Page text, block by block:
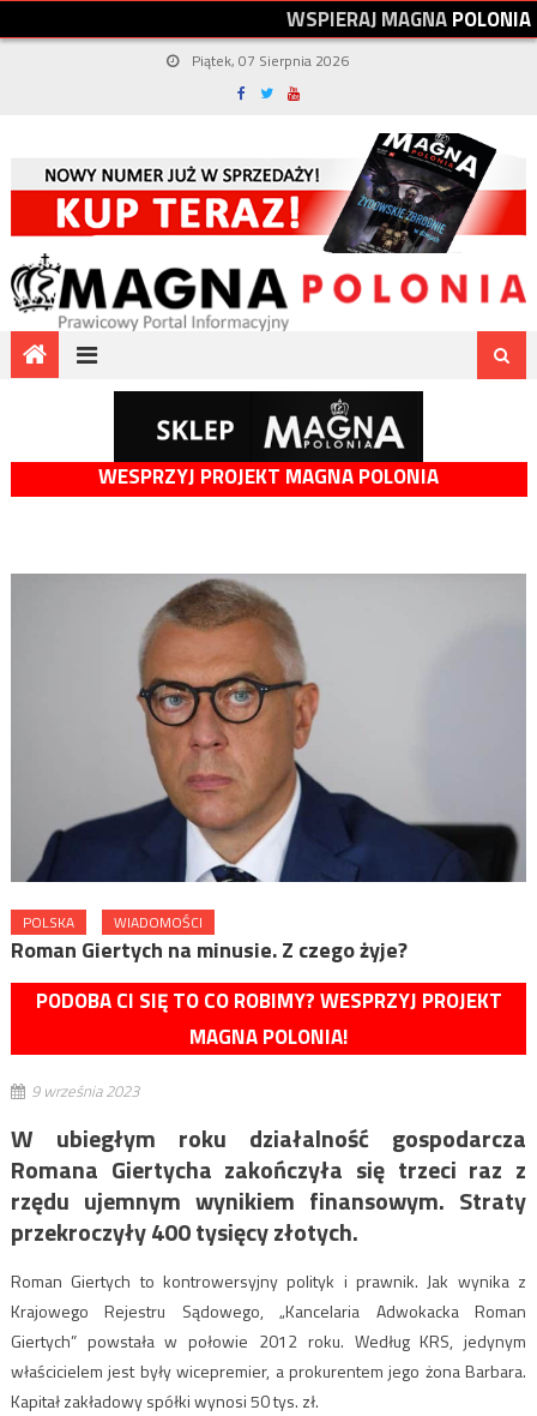
WSPIERAJMAGNAPOLONIA
Piątek, 07 Sierpnia 2026
WESPRZYJ PROJEKT MAGNA POLONIA
POLSKA WIADOMOŚCI
Roman Giertych na minusie. Z czego żyje?
PODOBA CI SIĘ TO CO ROBIMY? WESPRZYJ PROJEKT
MAGNA POLONIA!
9 września 2023
W ubiegłym roku działalność gospodarcza
Romana Giertycha zakończyła się trzeci raz z
rzędu ujemnym wynikiem finansowym. Straty
przekroczyły 400 tysięcy złotych.
Roman Giertych to kontrowersyjny polityk i prawnik. Jak wynika z
Krajowego Rejestru Sądowego, „Kancelaria Adwokacka Roman
Giertych” powstała w połowie 2012 roku. Według KRS, jedynym
właścicielem jest były wicepremier, a prokurentem jego żona Barbara.
Kapitał zakładowy spółki wynosi 50 tys. zł.